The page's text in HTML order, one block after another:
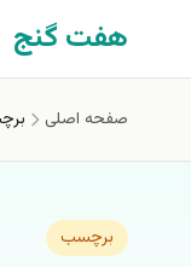
رفتن به محتوای اصلی
هفت گنج
صفحه اصلی
برچسب